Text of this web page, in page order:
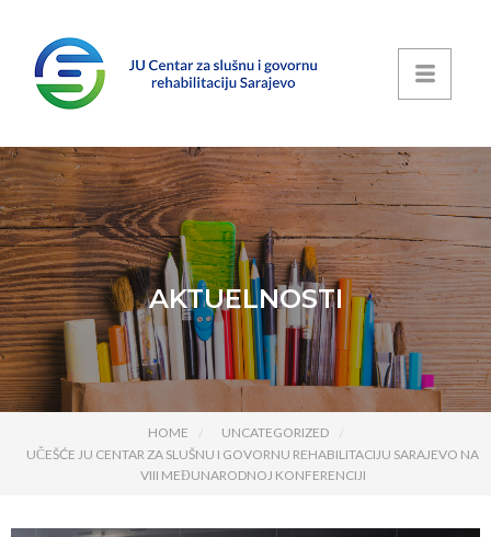
AKTUELNOSTI
HOME
UNCATEGORIZED
UČEŠĆE JU CENTAR ZA SLUŠNU I GOVORNU REHABILITACIJU SARAJEVO NA
VIII MEĐUNARODNOJ KONFERENCIJI